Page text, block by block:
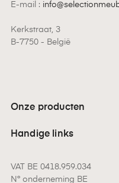
E-mail :
Kerkstraat, 3
B-7750 - België
Onze producten
Handige links
VAT BE 0418.959.034
N° onderneming BE